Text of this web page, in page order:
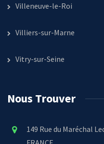
Villeneuve-le-Roi
Villiers-sur-Marne
Vitry-sur-Seine
Nous Trouver
149 Rue du Maréchal